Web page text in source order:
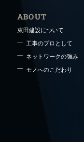
ABOUT
東田建設について
工事のプロとして
ネットワークの強み
モノへのこだわり